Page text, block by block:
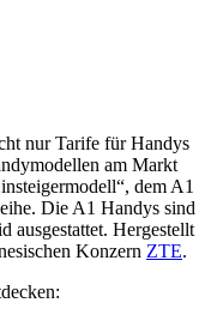
nur Tarife für Handys
am Markt
dem A1
Die A1 Handys sind
ausgestattet. Hergestellt
Konzern ZTE.